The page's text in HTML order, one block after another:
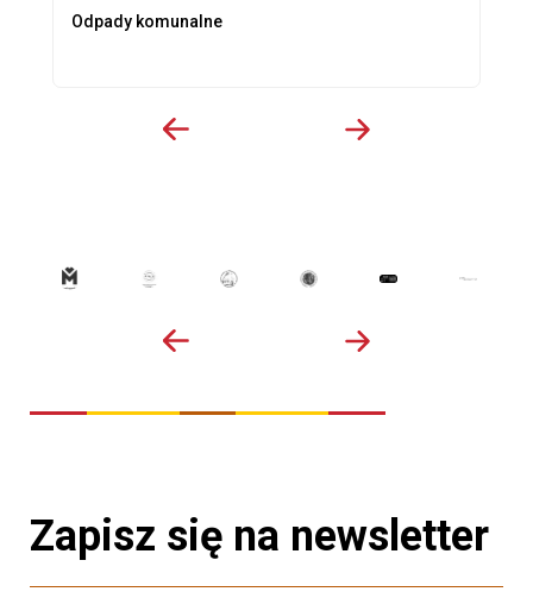
Odpady komunalne
Zapisz się na newsletter